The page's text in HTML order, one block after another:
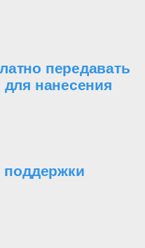
передавать
нанесения
поддержки